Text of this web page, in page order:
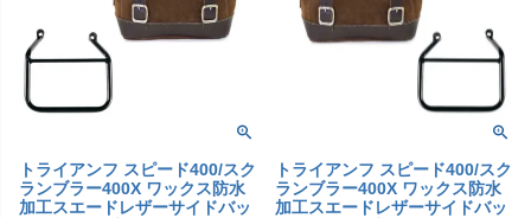
トライアンフ スピード400/スク
ランブラー400X ワックス防水
加工スエードレザーサイドバッ
トライアンフ スピード400/スク
ランブラー400X ワックス防水
加工スエードレザーサイドバッ